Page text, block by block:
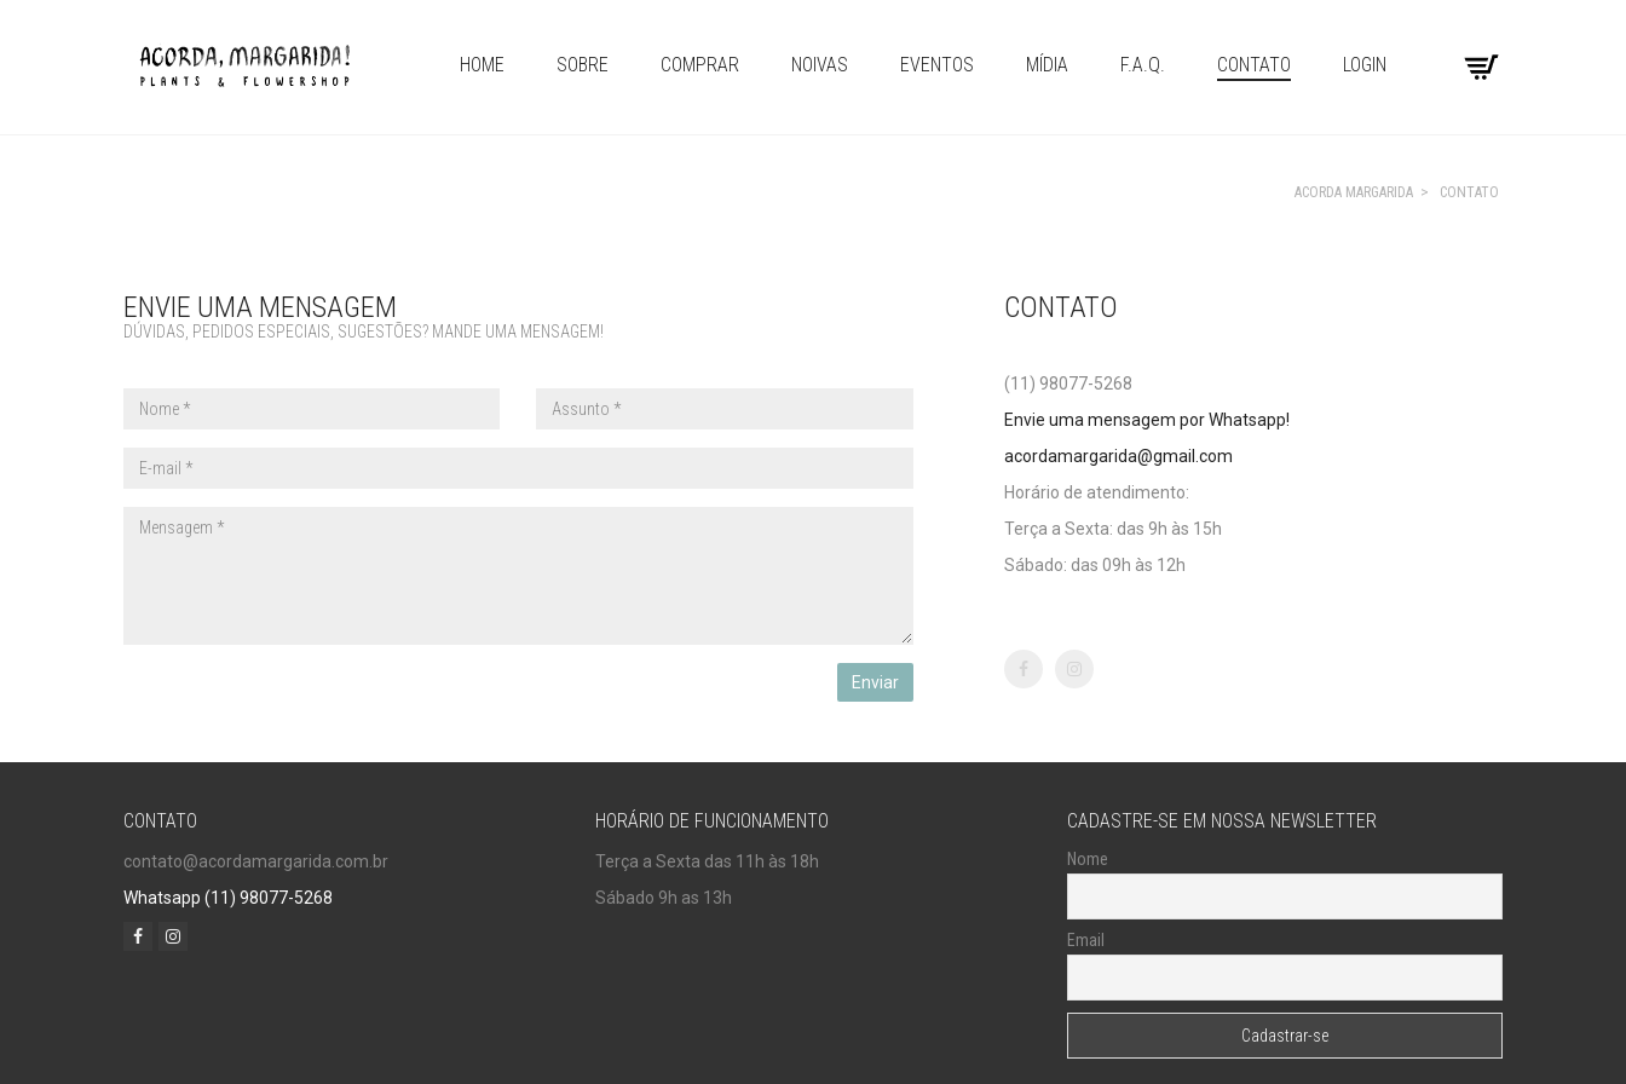
HOME SOBRE COMPRAR NOIVAS EVENTOS MÍDIA F.A.Q. CONTATO LOGIN
ACORDA MARGARIDA > CONTATO
ENVIE UMA MENSAGEM
DÚVIDAS, PEDIDOS ESPECIAIS, SUGESTÕES? MANDE UMA MENSAGEM!
Enviar
CONTATO
(11) 98077-5268
Envie uma mensagem por Whatsapp!
acordamargarida@gmail.com
Horário de atendimento:
Terça a Sexta: das 9h às 15h
Sábado: das 09h às 12h
CONTATO
contato@acordamargarida.com.br
Whatsapp (11) 98077-5268
HORÁRIO DE FUNCIONAMENTO
Terça a Sexta das 11h às 18h
Sábado 9h as 13h
CADASTRE-SE EM NOSSA NEWSLETTER
Nome
Email